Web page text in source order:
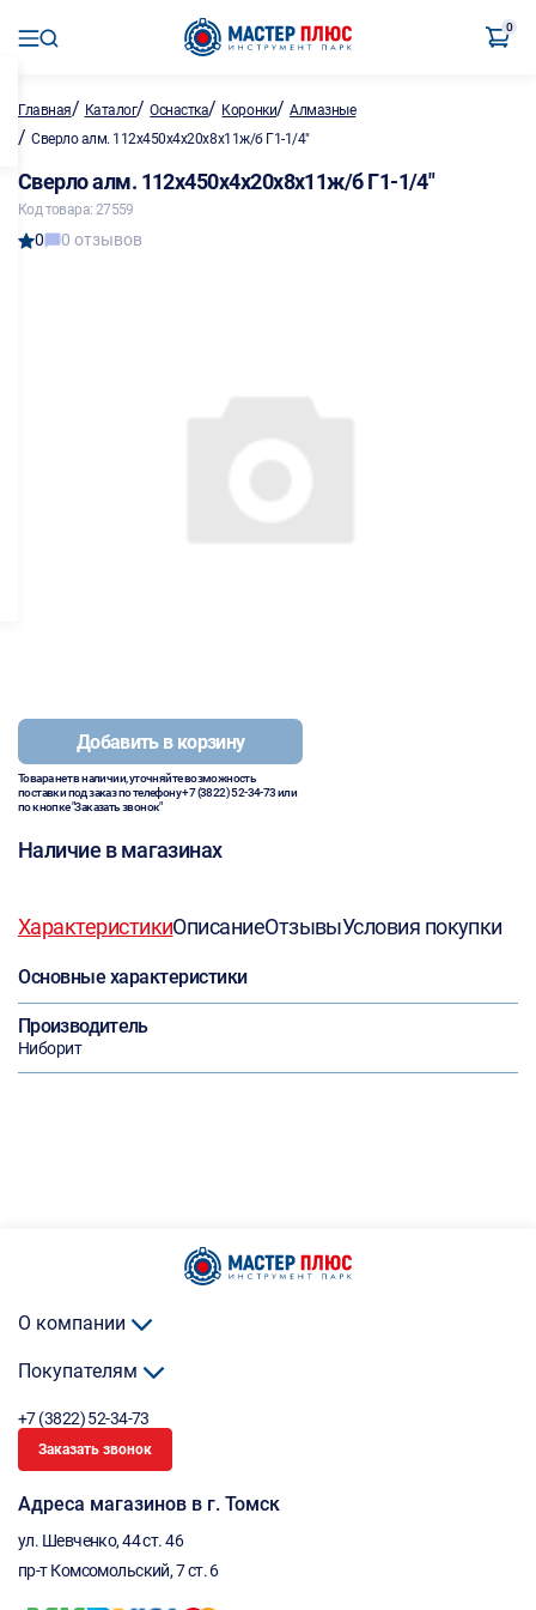
0
Главная/ Каталог/Оснастка/ Коронки/Алмазные
/ Сверло алм. 112х450х4х20х8х11ж/б Г1-1/4"
Сверло алм. 112х450х4х20х8х11ж/б Г1-1/4"
Код товара: 27559
0 0 отзывов
Добавить в корзину
Товара нет в наличии, уточняйте возможность
поставки под заказ по телефону+7 (3822) 52-34-73или
по кнопке "Заказать звонок"
Наличие в магазинах
ХарактеристикиОписаниеОтзывыУсловия покупки
Основные характеристики
Производитель
Ниборит
О компании
Покупателям
+7 (3822) 52-34-73
Заказать звонок
Адреса магазинов в г. Томск
ул. Шевченко, 44 ст. 46
пр-т Комсомольский, 7 ст. 6